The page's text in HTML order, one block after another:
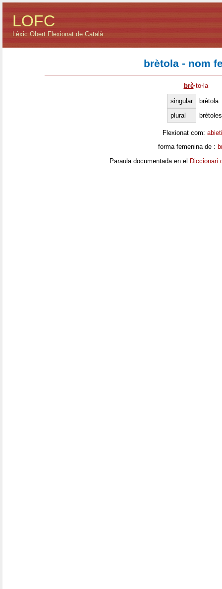
LOFC
Lèxic Obert Flexionat de Català
brètola - nom
brè·to· la
singular
brètola
plural
brètoles
Flexionat com:
forma femenina de :
Paraula documentada en el Diccionari